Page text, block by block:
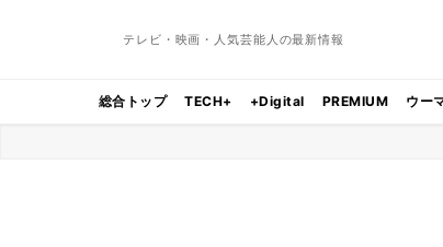
テレビ・映画・人気芸能人の最新情報
総合トップ TECH+ +Digital PREMIUM ウー